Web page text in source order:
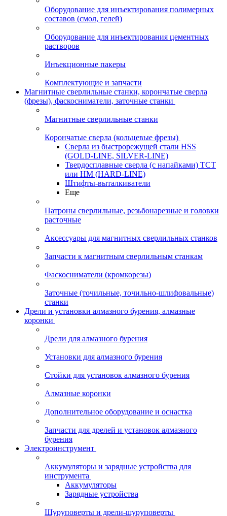
Оборудование для инъектирования полимерных
составов (смол, гелей)
Оборудование для инъектирования цементных
растворов
Инъекционные пакеры
Комплектующие и запчасти
Магнитные сверлильные станки, корончатые сверла
(фрезы), фаскосниматели, заточные станки
Магнитные сверлильные станки
Корончатые сверла (кольцевые фрезы)
Сверла из быстрорежущей стали HSS
(GOLD-LINE, SILVER-LINE)
Твердосплавные сверла (с напайками) ТСТ
или HM (HARD-LINE)
Штифты-выталкиватели
Еще
Патроны сверлильные, резьбонарезные и головки
расточные
Аксессуары для магнитных сверлильных станков
Запчасти к магнитным сверлильным станкам
Фаскосниматели (кромкорезы)
Заточные (точильные, точильно-шлифовальные)
станки
Дрели и установки алмазного бурения, алмазные
коронки
Дрели для алмазного бурения
Установки для алмазного бурения
Стойки для установок алмазного бурения
Алмазные коронки
Дополнительное оборудование и оснастка
Запчасти для дрелей и установок алмазного
бурения
Электроинструмент
Аккумуляторы и зарядные устройства для
инструмента
Аккумуляторы
Зарядные устройства
Шуруповерты и дрели-шуруповерты